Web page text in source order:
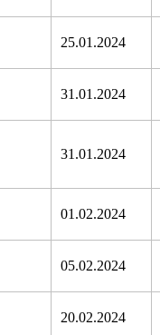
25.01.2024
31.01.2024
31.01.2024
01.02.2024
05.02.2024
20.02.2024